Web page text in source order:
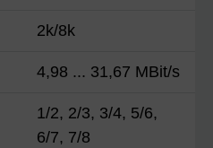
2k/8k
4,98 ... 31,67 MBit/s
1/2, 2/3, 3/4, 5/6,
6/7, 7/8